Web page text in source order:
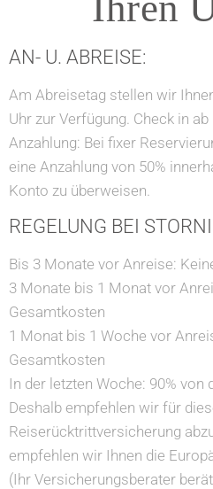
AN- U. ABREISE:
Am Abreisetag stellen wir
Uhr zur Verfügung. Check in ab
Anzahlung: Bei fixer
eine Anzahlung von 50%
Konto zu überweisen.
REGELUNG BEI
Bis 3 Monate vor Anreise:
3 Monate bis 1 Monat vor
Gesamtkosten
1 Monat bis 1 Woche vor
Gesamtkosten
In der letzten Woche: 90% von
Deshalb empfehlen wir für
Reiserücktrittversicherung
empfehlen wir Ihnen die
(Ihr Versicherungsberater berät